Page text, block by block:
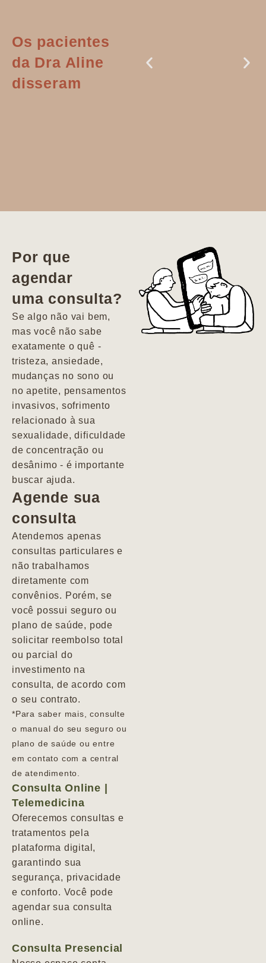
Os pacientes
da Dra Aline
disseram
vida. Ela me
encontrou num
estado misto de
depressão e
agitação com
pensamentos
Por que
agendar
uma consulta?
Se algo não vai bem,
mas você não sabe
exatamente o quê -
tristeza, ansiedade,
mudanças no sono ou
no apetite, pensamentos
invasivos, sofrimento
relacionado à sua
sexualidade, dificuldade
de concentração ou
desânimo - é importante
buscar ajuda.
Agende sua
consulta
Atendemos apenas
consultas particulares e
não trabalhamos
diretamente com
convênios. Porém, se
você possui seguro ou
plano de saúde, pode
solicitar reembolso total
ou parcial do
investimento na
consulta, de acordo com
o seu contrato.
*Para saber mais, consulte
o manual do seu seguro ou
plano de saúde ou entre
em contato com a central
de atendimento.
Consulta Online |
Telemedicina
Oferecemos consultas e
tratamentos pela
plataforma digital,
garantindo sua
segurança, privacidade
e conforto. Você pode
agendar sua consulta
online.
Consulta Presencial